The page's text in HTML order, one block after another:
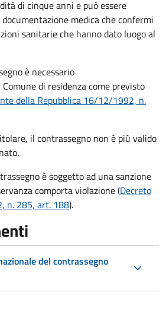
di cinque anni e può essere
medica che confermi
sanitarie che hanno dato luogo al
è necessario
di residenza come previsto
della Repubblica 16/12/1992, n.
il contrassegno non è più valido
è soggetto ad una sanzione
comporta violazione (Decreto
n. 285, art. 188).
del contrassegno